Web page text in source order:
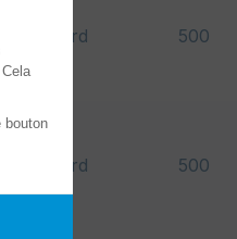
Standard 500
Standard 500